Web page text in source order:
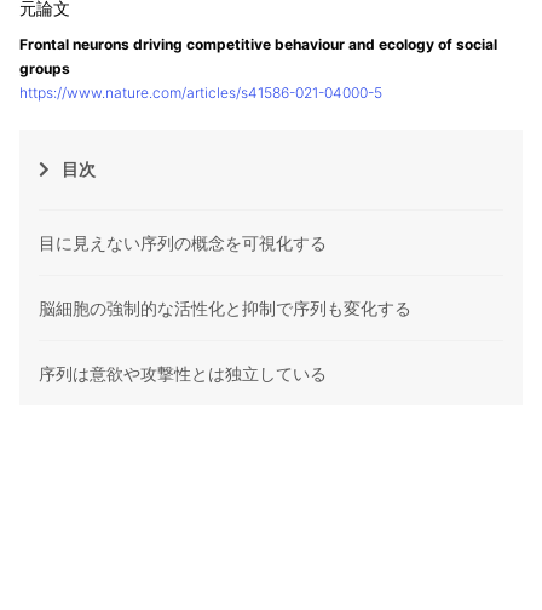
Frontal neurons driving competitive behaviour and ecology of social
groups
https://www.nature.com/articles/s41586-021-04000-5
目次
目に見えない序列の概念を可視化する
脳細胞の強制的な活性化と抑制で序列も変化する
序列は意欲や攻撃性とは独立している